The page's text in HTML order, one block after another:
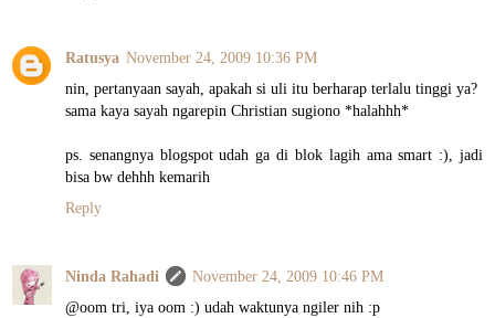
Ratusya November 24, 2009 10:36 PM
nin, pertanyaan sayah, apakah si uli itu berharap terlalu tinggi ya?
sama kaya sayah ngarepin Christian sugiono *halahhh*
ps. senangnya blogspot udah ga di blok lagih ama smart :), jadi
bisa bw dehhh kemarih
Reply
Ninda Rahadi
November 24, 2009 10:46 PM
@oom tri, iya oom :) udah waktunya ngiler nih :p